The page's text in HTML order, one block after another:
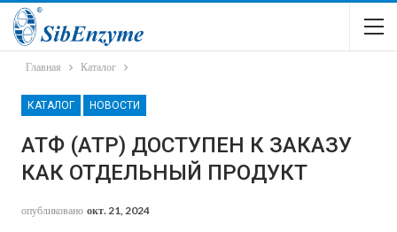
Главная Каталог
КАТАЛОГ НОВОСТИ
АТФ (ATP) ДОСТУПЕН К ЗАКАЗУ
КАК ОТДЕЛЬНЫЙ ПРОДУКТ
опубликовано окт. 21, 2024